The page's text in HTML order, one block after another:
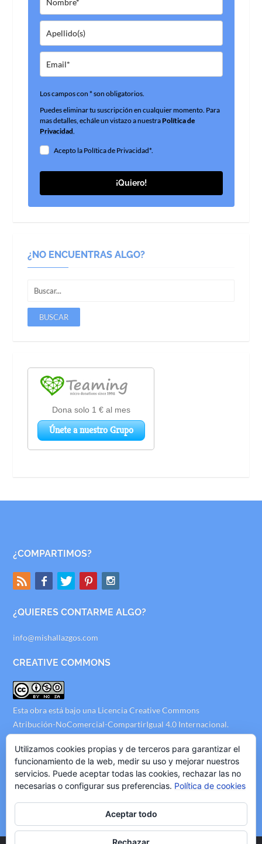
Los campos con * son obligatorios.
Puedes eliminar tu suscripción en cualquier momento. Para
mas detalles, echále un vistazo a nuestraPolítica de
Privacidad.
Acepto la Política de Privacidad*.
¡Quiero!
¿NO ENCUENTRAS ALGO?
¿COMPARTIMOS?
¿QUIERES CONTARME ALGO?
info@mishallazgos.com
CREATIVE COMMONS
Esta obra está bajo una Licencia Creative Commons
Atribución-NoComercial-CompartirIgual 4.0 Internacional.
AVISO LEGAL
Politica de Privacidad
Politica de Cookies
Politica de Publicidad
Utilizamos cookies propias y de terceros para garantizar el
funcionamiento de la web, medir su uso y mejorar nuestros
servicios. Puede aceptar todas las cookies, rechazar las no
necesarias o configurar sus preferencias. Política de cookies
Aceptar todo
Rechazar